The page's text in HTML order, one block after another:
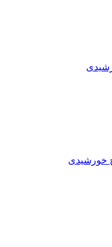
خورشیدی